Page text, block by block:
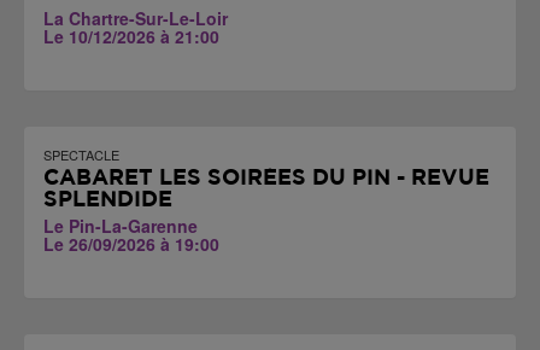
La Chartre-Sur-Le-Loir
Le 10/12/2026 à 21:00
SPECTACLE
CABARET LES SOIRÉES DU PIN - REVUE
SPLENDIDE
Le Pin-La-Garenne
Le 26/09/2026 à 19:00